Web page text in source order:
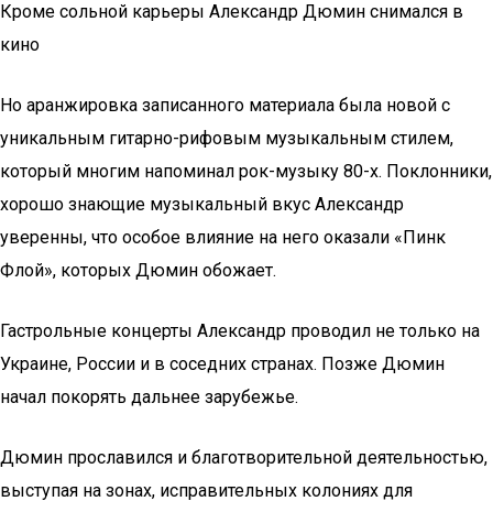
Кроме сольной карьеры Александр Дюмин снимался в
кино
Но аранжировка записанного материала была новой с
уникальным гитарно-рифовым музыкальным стилем,
который многим напоминал рок-музыку 80-х. Поклонники,
хорошо знающие музыкальный вкус Александр
уверенны, что особое влияние на него оказали «Пинк
Флой», которых Дюмин обожает.
Гастрольные концерты Александр проводил не только на
Украине, России и в соседних странах. Позже Дюмин
начал покорять дальнее зарубежье.
Дюмин прославился и благотворительной деятельностью,
выступая на зонах, исправительных колониях для